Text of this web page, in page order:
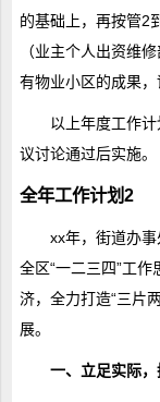
的基础上，再按管2
（业主个人出资维
有物业小区的成果，
以上年度工作
议讨论通过后实施。
全年工作计划2
xx年，街道办
全区“一二三四”工
济，全力打造“三片
展。
一、立足实际